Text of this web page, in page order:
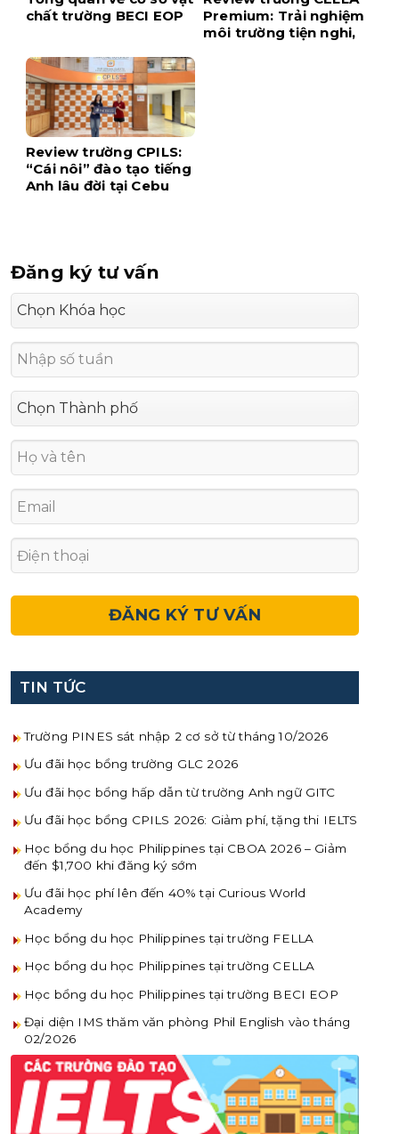
chất trường BECI EOP
Premium: Trải nghiệm
môi trường tiện nghi,
Review trường CPILS:
“Cái nôi” đào tạo tiếng
Anh lâu đời tại Cebu
Đăng ký tư vấn
TIN TỨC
Trường PINES sát nhập 2 cơ sở từ tháng 10/2026
Ưu đãi học bổng trường GLC 2026
Ưu đãi học bổng hấp dẫn từ trường Anh ngữ GITC
Ưu đãi học bổng CPILS 2026: Giảm phí, tặng thi IELTS
Học bổng du học Philippines tại CBOA 2026 – Giảm
đến $1,700 khi đăng ký sớm
Ưu đãi học phí lên đến 40% tại Curious World
Academy
Học bổng du học Philippines tại trường FELLA
Học bổng du học Philippines tại trường CELLA
Học bổng du học Philippines tại trường BECI EOP
Đại diện IMS thăm văn phòng Phil English vào tháng
02/2026